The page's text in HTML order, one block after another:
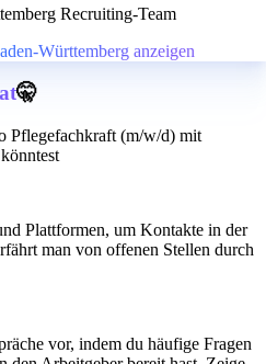
Recruiting-Team
Württemberg anzeigen
🤫
Pflegefachkraft (m/w/d) mit
Plattformen, um Kontakte in der
man von offenen Stellen durch
vor, indem du häufige Fragen